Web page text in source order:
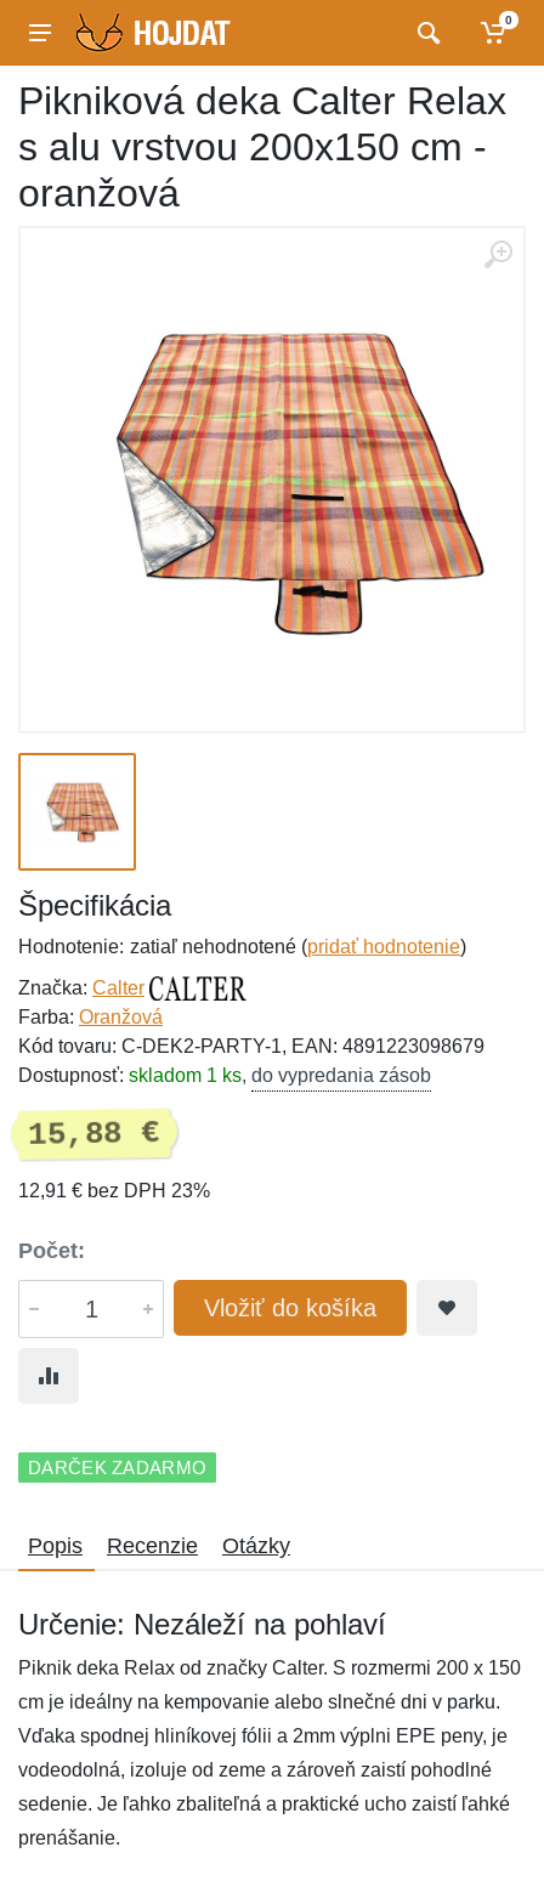
0
Pikniková deka Calter Relax
s alu vrstvou 200x150 cm -
oranžová
Špecifikácia
Hodnotenie: zatiaľ nehodnotené (pridať hodnotenie)
Značka: Calter
Farba: Oranžová
Kód tovaru: C-DEK2-PARTY-1, EAN: 4891223098679
Dostupnosť: skladom 1 ks, do vypredania zásob
15,88 €
12,91 € bez DPH 23%
Počet:
Vložiť do košíka
DARČEK ZADARMO
Popis Recenzie Otázky
Určenie: Nezáleží na pohlaví
Piknik deka Relax od značky Calter. S rozmermi 200 x 150
cm je ideálny na kempovanie alebo slnečné dni v parku.
Vďaka spodnej hliníkovej fólii a 2mm výplni EPE peny, je
vodeodolná, izoluje od zeme a zároveň zaistí pohodlné
sedenie. Je ľahko zbaliteľná a praktické ucho zaistí ľahké
prenášanie.